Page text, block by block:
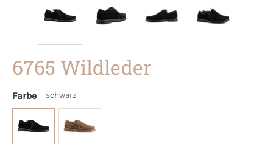
6765 Wildleder
Farbe schwarz